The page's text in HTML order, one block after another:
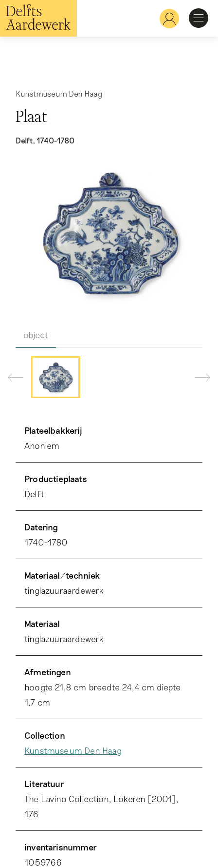
Overslaan
en
naar
de
Hoofdnavigatie
Bekijken
Kunstmuseum Den Haag
Plaat
Delft, 1740-1780
object
Plateelbakkerij
Anoniem
Productieplaats
Delft
Datering
1740-1780
Materiaal/techniek
tinglazuuraardewerk
Materiaal
tinglazuuraardewerk
Afmetingen
hoogte 21,8 cm breedte 24,4 cm diepte
1,7 cm
Collection
Kunstmuseum Den Haag
Literatuur
The Lavino Collection, Lokeren [2001],
176
inventarisnummer
1059766